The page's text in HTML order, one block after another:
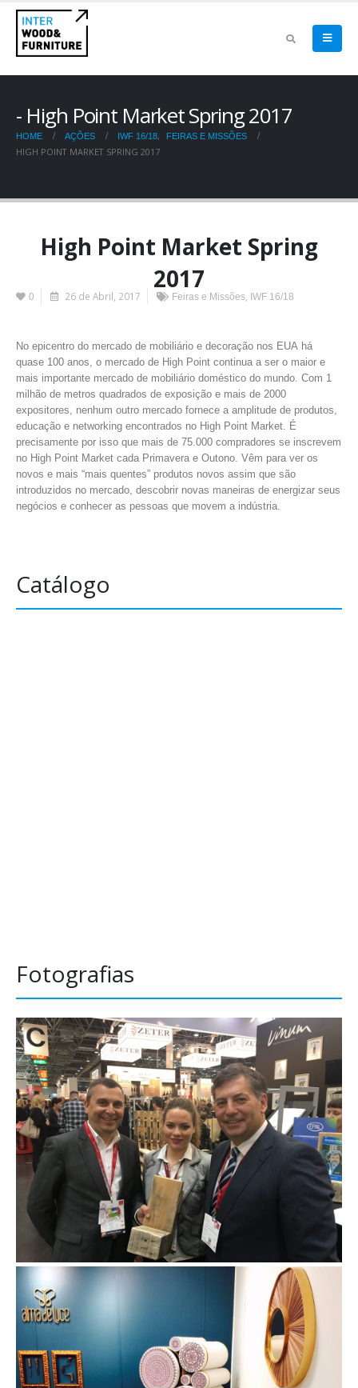
High Point Market Spring 2017
HOME AÇÕES IWF 16/18, FEIRAS E MISSÕES
HIGH POINT MARKET SPRING 2017
High Point Market Spring
2017
0 26 de Abril, 2017 Feiras e Missões IWF 16/18
No epicentro do mercado de mobiliário e decoração nos EUA há
quase 100 anos, o mercado de High Point continua a ser o maior e
mais importante mercado de mobiliário doméstico do mundo. Com 1
milhão de metros quadrados de exposição e mais de 2000
expositores, nenhum outro mercado fornece a amplitude de produtos,
educação e networking encontrados no High Point Market. É
precisamente por isso que mais de 75.000 compradores se inscrevem
no High Point Market cada Primavera e Outono. Vêm para ver os
novos e mais “mais quentes” produtos novos assim que são
introduzidos no mercado, descobrir novas maneiras de energizar seus
negócios e conhecer as pessoas que movem a indústria.
Catálogo
Fotografias